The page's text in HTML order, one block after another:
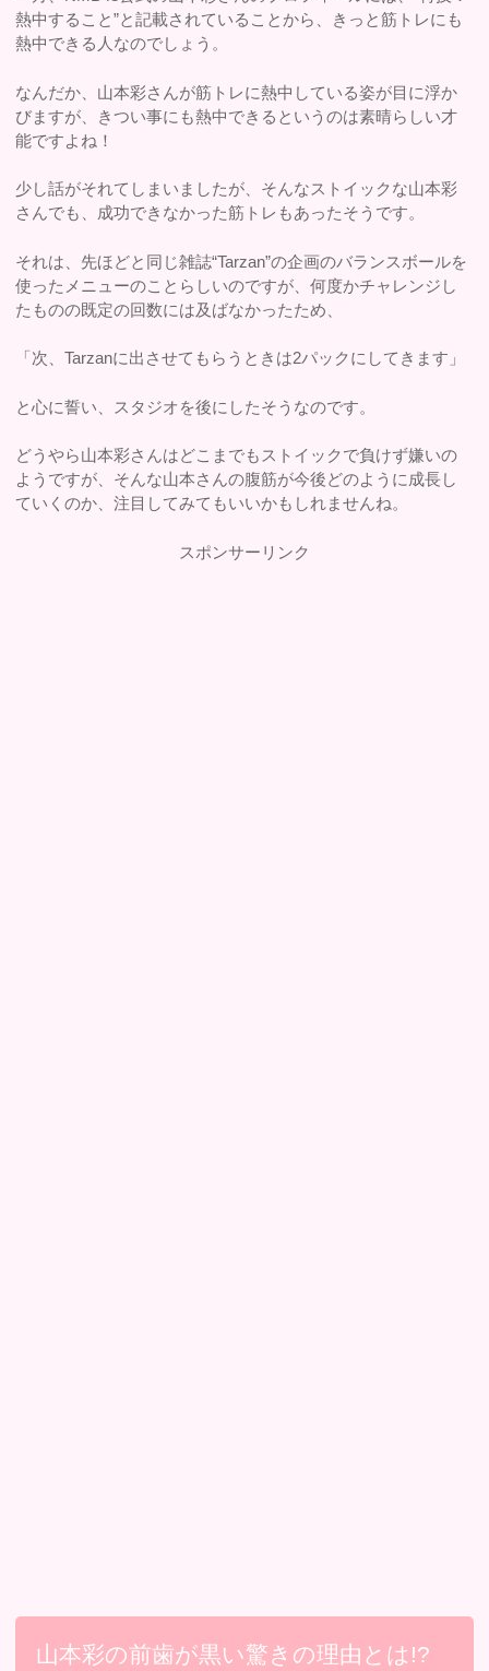
熱中すること”と記載されていることから、きっと筋トレにも
熱中できる人なのでしょう。
なんだか、山本彩さんが筋トレに熱中している姿が目に浮か
びますが、きつい事にも熱中できるというのは素晴らしい才
能ですよね！
少し話がそれてしまいましたが、そんなストイックな山本彩
さんでも、成功できなかった筋トレもあったそうです。
それは、先ほどと同じ雑誌“Tarzan”の企画のバランスボールを
使ったメニューのことらしいのですが、何度かチャレンジし
たものの既定の回数には及ばなかったため、
「次、Tarzanに出させてもらうときは2パックにしてきます」
と心に誓い、スタジオを後にしたそうなのです。
どうやら山本彩さんはどこまでもストイックで負けず嫌いの
ようですが、そんな山本さんの腹筋が今後どのように成長し
ていくのか、注目してみてもいいかもしれませんね。
スポンサーリンク
山本彩の前歯が黒い驚きの理由とは!?